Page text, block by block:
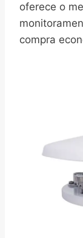
oferece o
compra